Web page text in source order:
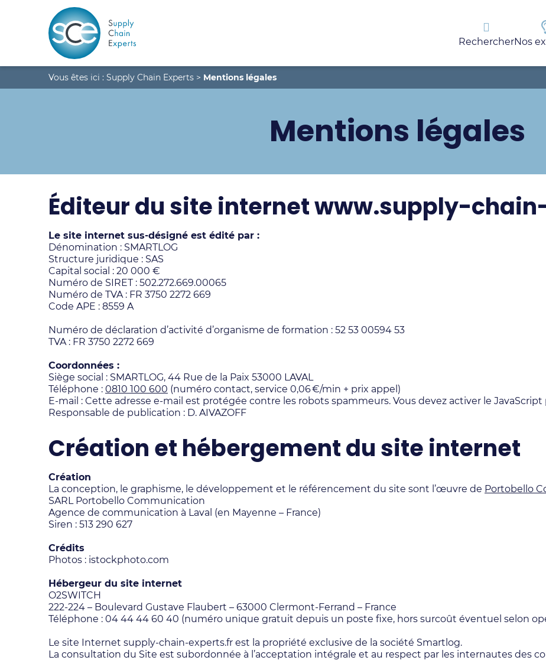
RechercherNos
Vous êtes ici : Supply Chain Experts > Mentions légales
Mentions légales
Éditeur du site internet www.supply-
Le site internet sus-désigné est édité par :
Dénomination : SMARTLOG
Structure juridique : SAS
Capital social : 20 000 €
Numéro de SIRET : 502.272.669.00065
Numéro de TVA : FR 3750 2272 669
Code APE : 8559 A
Numéro de déclaration d’activité d’organisme de formation : 52 53 00594 53
TVA : FR 3750 2272 669
Coordonnées :
Siège social : SMARTLOG, 44 Rue de la Paix 53000 LAVAL
Téléphone : 0810 100 600 (numéro contact, service 0,06 €/min + prix appel)
E-mail : Cette adresse e-mail est protégée contre les robots spammeurs. Vous devez activer le JavaScript
Responsable de publication : D. AIVAZOFF
Création et hébergement du site internet
Création
La conception, le graphisme, le développement et le référencement du site sont l’œuvre de Portobello
SARL Portobello Communication
Agence de communication à Laval (en Mayenne – France)
Siren : 513 290 627
Crédits
Photos : istockphoto.com
Hébergeur du site internet
O2SWITCH
222-224 – Boulevard Gustave Flaubert – 63000 Clermont-Ferrand – France
Téléphone : 04 44 44 60 40 (numéro unique gratuit depuis un poste fixe, hors surcoût éventuel selon
Le site Internet supply-chain-experts.fr est la propriété exclusive de la société Smartlog.
La consultation du Site est subordonnée à l’acceptation intégrale et au respect par les internautes des